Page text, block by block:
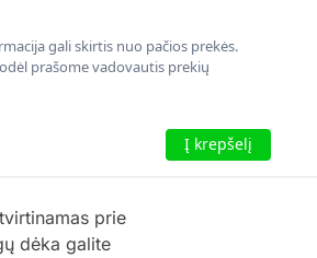
gali skirtis nuo pačios prekės.
prašome vadovautis prekių
Į krepšelį
prie
dėka galite